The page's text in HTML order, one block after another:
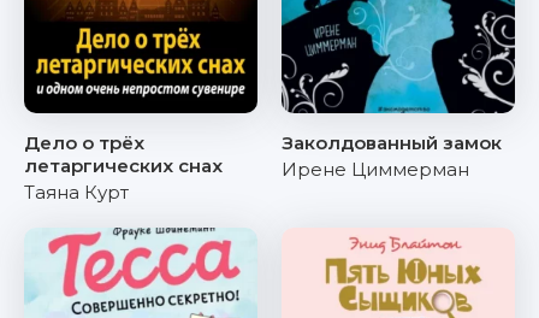
Дело о трёх
летаргических снах
Таяна Курт
Заколдованный замок
Ирене Циммерман